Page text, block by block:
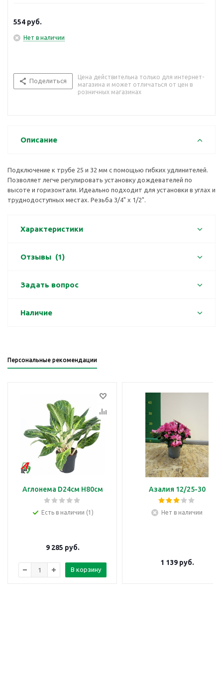
554 руб.
Нет в наличии
Поделиться
Цена действительна только для интернет-
магазина и может отличаться от цен в
розничных магазинах
Описание
Подключение к трубе 25 и 32 мм с помощью гибких удлинителей.
Позволяет легче регулировать установку дождевателей по
высоте и горизонтали. Идеально подходит для установки в углах и
труднодоступных местах. Резьба 3/4" х 1/2".
Характеристики
Отзывы (1)
Задать вопрос
Наличие
Персональные рекомендации
Аглонема D24см H80см
Есть в наличии (1)
9 285 руб.
В корзину
Азалия 12/25-30
Нет в наличии
1 139руб.